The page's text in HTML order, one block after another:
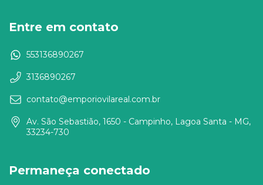
Entre em contato
553136890267
3136890267
contato@emporiovilareal.com.br
Av. São Sebastião, 1650 - Campinho, Lagoa Santa - MG,
33234-730
Permaneça conectado